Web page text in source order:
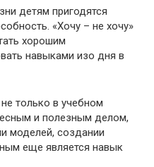
детям пригодятся
«Хочу – не хочу»
хорошим
навыками изо дня в
только в учебном
и полезным делом,
моделей, создании
еще является навык